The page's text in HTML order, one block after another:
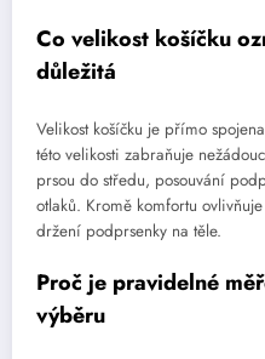
Co velikost košíčku
důležitá
Velikost košíčku je přímo
této velikosti zabraňuje
prsou do středu, posouvání
otlaků. Kromě komfortu
držení podprsenky na těle.
Proč je pravidelné
výběru